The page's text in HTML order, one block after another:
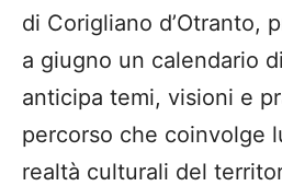
di Corigliano d’Otranto,
a giugno un calendario
anticipa temi, visioni e
percorso che coinvolge
realtà culturali del